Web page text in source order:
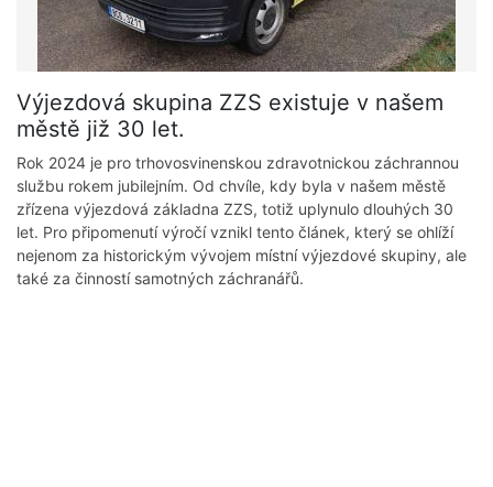
Výjezdová skupina ZZS existuje v našem
městě již 30 let.
Rok 2024 je pro trhovosvinenskou zdravotnickou záchrannou
službu rokem jubilejním. Od chvíle, kdy byla v našem městě
zřízena výjezdová základna ZZS, totiž uplynulo dlouhých 30
let. Pro připomenutí výročí vznikl tento článek, který se ohlíží
nejenom za historickým vývojem místní výjezdové skupiny, ale
také za činností samotných záchranářů.